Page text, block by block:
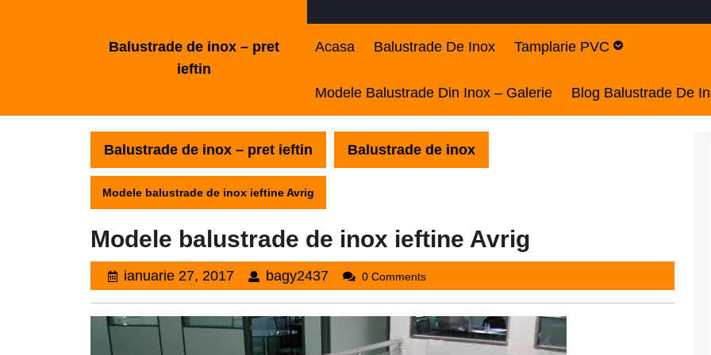
Balustrade de inox – pret
ieftin
Acasa Balustrade De Inox Tamplarie PVC
Modele Balustrade Din Inox – Galerie Blog Balustrade De
Balustrade de inox – pret ieftin Balustrade de inox
Modele balustrade de inox ieftine Avrig
Modele balustrade de inox ieftine Avrig
ianuarie 27, 2017ianuarie
2017
bagy2437bagy24370 Comments